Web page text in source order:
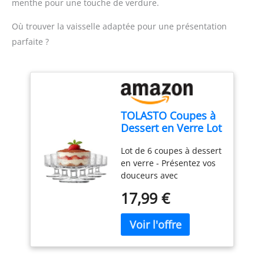
H : 42,39 cm x l : 21,38
menthe pour une touche de verdure.
Où trouver la vaisselle adaptée pour une présentation
parfaite ?
TOLASTO Coupes à
Dessert en Verre Lot
Verre 180 ml avec
Pied, Bols à Dessert
Vintage Transparent
pour Glace,
Tiramisu, Mousse,
Sundae, Salade de
Fruits, Pudding et
Apéritif
Lot de 6 coupes à dessert
en verre - Présentez vos
douceurs avec
coupes à dessert
transparentes. Leur
format 180 ml convient
aux portions
individuelles de tiramisu,
17,99 €